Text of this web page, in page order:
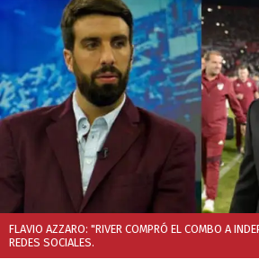
FLAVIO AZZARO: "RIVER COMPRÓ EL COMBO A
REDES SOCIALES.